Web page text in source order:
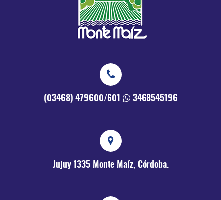
(03468) 479600/601 3468545196
Jujuy 1335 Monte Maíz, Córdoba.